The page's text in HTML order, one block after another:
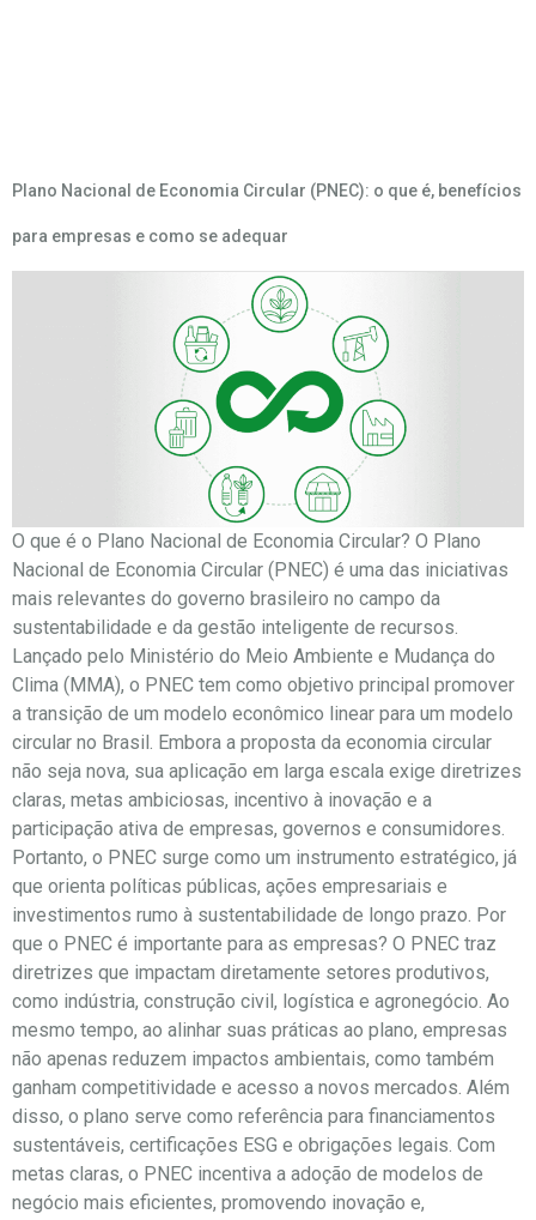
Plano Nacional de Economia Circular (PNEC): o que é, benefícios
para empresas e como se adequar
O que é o Plano Nacional de Economia Circular? O Plano
Nacional de Economia Circular (PNEC) é uma das iniciativas
mais relevantes do governo brasileiro no campo da
sustentabilidade e da gestão inteligente de recursos.
Lançado pelo Ministério do Meio Ambiente e Mudança do
Clima (MMA), o PNEC tem como objetivo principal promover
a transição de um modelo econômico linear para um modelo
circular no Brasil. Embora a proposta da economia circular
não seja nova, sua aplicação em larga escala exige diretrizes
claras, metas ambiciosas, incentivo à inovação e a
participação ativa de empresas, governos e consumidores.
Portanto, o PNEC surge como um instrumento estratégico, já
que orienta políticas públicas, ações empresariais e
investimentos rumo à sustentabilidade de longo prazo. Por
que o PNEC é importante para as empresas? O PNEC traz
diretrizes que impactam diretamente setores produtivos,
como indústria, construção civil, logística e agronegócio. Ao
mesmo tempo, ao alinhar suas práticas ao plano, empresas
não apenas reduzem impactos ambientais, como também
ganham competitividade e acesso a novos mercados. Além
disso, o plano serve como referência para financiamentos
sustentáveis, certificações ESG e obrigações legais. Com
metas claras, o PNEC incentiva a adoção de modelos de
negócio mais eficientes, promovendo inovação e,